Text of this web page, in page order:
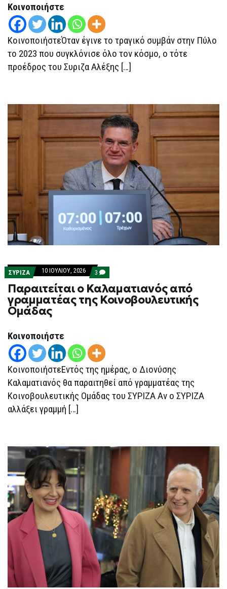
Κοινοποιήστε
ΚοινοποιήστεΌταν έγινε το τραγικό συμβάν στην Πύλο
το 2023 που συγκλόνισε όλο τον κόσμο, ο τότε
προέδρος του Συριζα Αλέξης […]
ΣΥΡΙΖΑ 10 ΙΟΥΛΊΟΥ, 2026 3 COMMENTS
ON
ΠΑΡΑΙΤΕΊΤΑΙ
Ο
ΚΑΛΑΜΑΤΙΑΝΌΣ
Παραιτείται ο Καλαματιανός από
γραμματέας της Κοινοβουλευτικής
Ομάδας
Κοινοποιήστε
ΚοινοποιήστεΕντός της ημέρας, ο Διονύσης
Καλαματιανός θα παραιτηθεί από γραμματέας της
Κοινοβουλευτικής Ομάδας του ΣΥΡΙΖΑ Αν ο ΣΥΡΙΖΑ
αλλάξει γραμμή […]